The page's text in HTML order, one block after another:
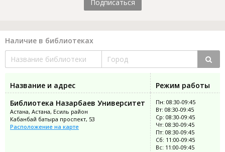
Подписаться
Наличие в библиотеках
Название и адрес
Режим работы
Библиотека Назарбаев Университет
Астана, Астана, Есиль район
Кабанбай батыра проспект, 53
Расположение на карте
Пн: 08:30-09:45
Вт: 08:30-09:45
Ср: 08:30-09:45
Чт: 08:30-09:45
Пт: 08:30-09:45
Сб: 11:00-09:45
Вс: 11:00-09:45